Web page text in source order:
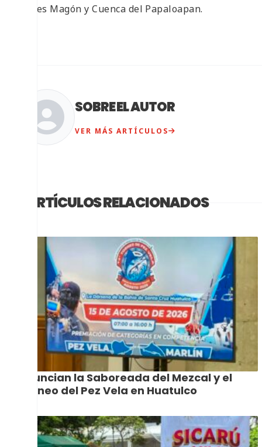
Flores Magón y Cuenca del Papaloapan.
SOBRE EL AUTOR
VER MÁS ARTÍCULOS
ARTÍCULOS RELACIONADOS
Anuncian la Saboreada del Mezcal y el
Torneo del Pez Vela en Huatulco